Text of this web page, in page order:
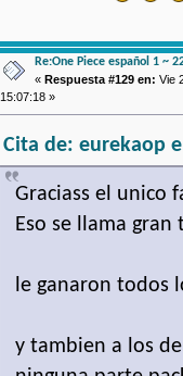
Re:One Piece español 1 ~
«Respuesta #129 en: Vie
15:07:18 »
Cita de: eurekaop
Graciass el unico
Eso se llama gran
le ganaron todos
y tambien a los